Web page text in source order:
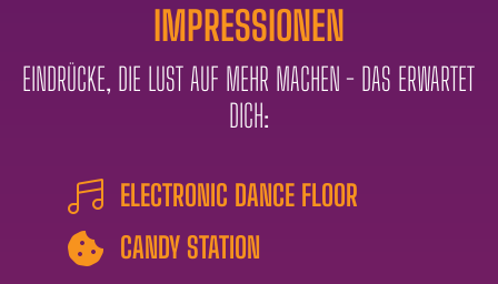
IMPRESSIONEN
EINDRÜCKE, DIE LUST AUF MEHR MACHEN - DAS ERWARTET
DICH:
 ELECTRONIC DANCE FLOOR
 CANDY STATION